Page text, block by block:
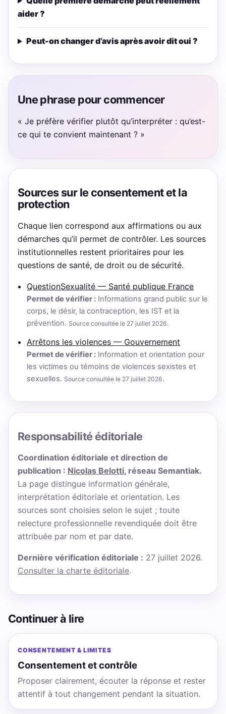
aider ?
Peut-on changer d’avis après avoir dit oui ?
Une phrase pour commencer
« Je préfère vérifier plutôt qu’interpréter : qu’est-
ce qui te convient maintenant ? »
Sources sur le consentement et la
protection
Chaque lien correspond aux affirmations ou aux
démarches qu’il permet de contrôler. Les sources
institutionnelles restent prioritaires pour les
questions de santé, de droit ou de sécurité.
QuestionSexualité — Santé publique France
Permet de vérifier : Informations grand public sur le
corps, le désir, la contraception, les IST et la
prévention. Source consultée le 27 juillet 2026.
Arrêtons les violences — Gouvernement
Permet de vérifier : Information et orientation pour
les victimes ou témoins de violences sexistes et
sexuelles. Source consultée le 27 juillet 2026.
Responsabilité éditoriale
Coordination éditoriale et direction de
publication : Nicolas Belotti, réseau Semantiak.
La page distingue information générale,
interprétation éditoriale et orientation. Les
sources sont choisies selon le sujet ; toute
relecture professionnelle revendiquée doit être
attribuée par nom et par date.
Dernière vérification éditoriale : 27 juillet 2026.
Consulter la charte éditoriale.
Continuer à lire
CONSENTEMENT & LIMITES
Consentement et contrôle
Proposer clairement, écouter la réponse et rester
attentif à tout changement pendant la situation.